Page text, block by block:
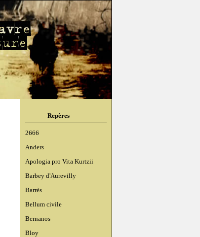
Repères
2666
Anders
Apologia pro Vita Kurtzii
Barbey d'Aurevilly
Barrès
Bellum civile
Bernanos
Bloy